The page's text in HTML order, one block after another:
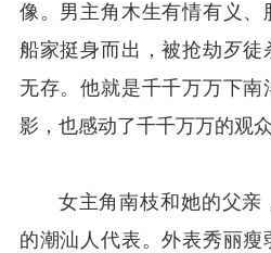
像。男主角木生有情有义、
船家挺身而出，被抢劫歹徒
无存。他就是千千万万下
影，也感动了千千万万的观众
女主角南枝和她的父亲
的潮汕人代表。外表秀丽